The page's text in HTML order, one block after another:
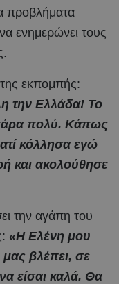
προβλήματα
να ενημερώνει τους
εκπομπής:
την Ελλάδα! Το
πολύ. Κάπως
κόλλησα εγώ
και ακολούθησε
την αγάπη του
«Η Ελένη μου
μας βλέπει, σε
είσαι καλά. Θα